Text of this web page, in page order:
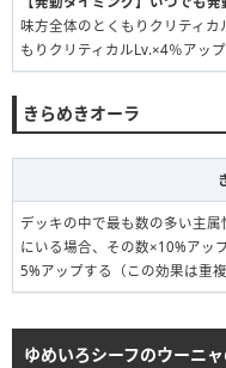
味方全体のとくもりクリティカ
もりクリティカルLv.×4％アッ
きらめきオーラ
デッキの中で最も数の多い主
にいる場合、その数×10%アッ
5%アップする（この効果は重複
ゆめいろシーフのウーニ